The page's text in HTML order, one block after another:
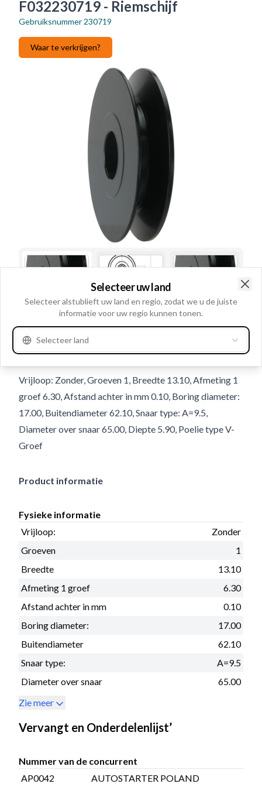
F032230719 - Riemschijf
Gebruiksnummer 230719
Waar te verkrijgen?
Gebruiksnummer 230719
Details en beschrijving
Vrijloop: Zonder, Groeven 1, Breedte 13.10, Afmeting 1
groef 6.30, Afstand achter in mm 0.10, Boring diameter:
17.00, Buitendiameter 62.10, Snaar type: A=9.5,
Diameter over snaar 65.00, Diepte 5.90, Poelie type V-
Groef
Product informatie
Fysieke informatie
Vrijloop:
Zonder
Groeven
1
Breedte
13.10
Afmeting 1 groef
6.30
Afstand achter in mm
0.10
Boring diameter:
17.00
Buitendiameter
62.10
Snaar type:
A=9.5
Diameter over snaar
65.00
Zie meer
Vervangt en Onderdelenlijst’
Nummer van de concurrent
AP0042
AUTOSTARTER POLAND
Selecteer uw land
Selecteer alstublieft uw land en regio, zodat we u de juiste
informatie voor uw regio kunnen tonen.
Selecteer land